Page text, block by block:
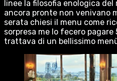
linee la filosofia enologica
ancora pronte non venivano
serata chiesi il menu come
sorpresa me lo fecero
trattava di un bellissimo